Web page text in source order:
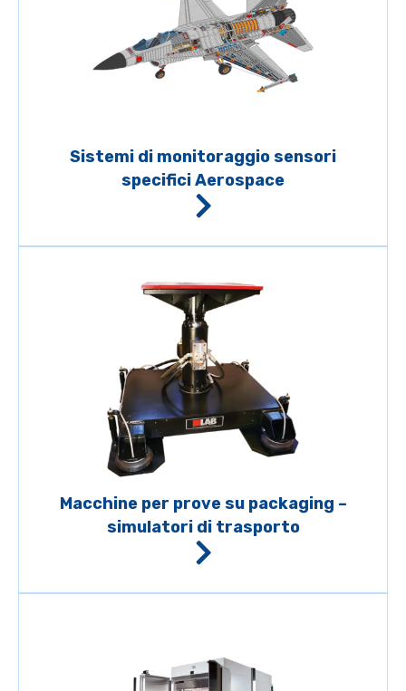
Sistemi di monitoraggio sensori
specifici Aerospace
Macchine per prove su packaging –
simulatori di trasporto